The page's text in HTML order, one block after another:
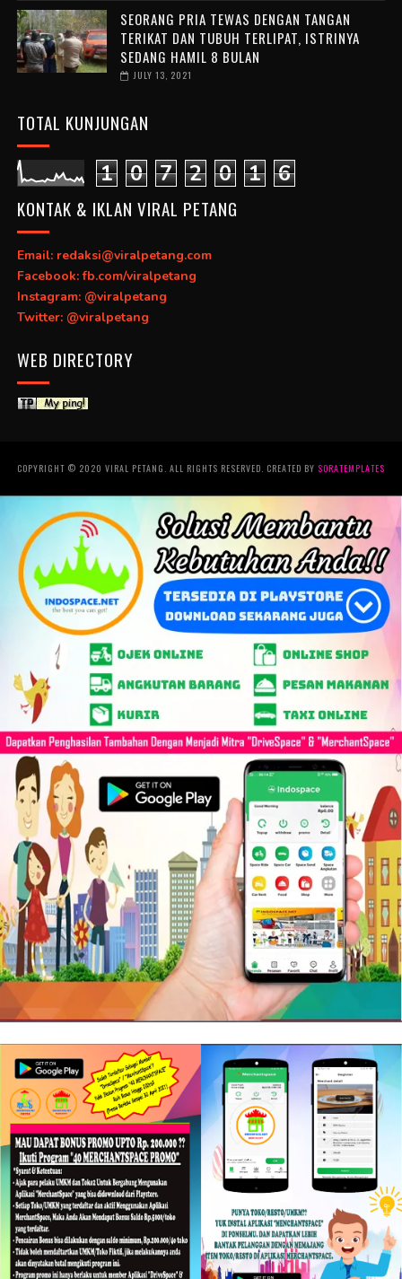
SEORANG PRIA TEWAS DENGAN TANGAN
TERIKAT DAN TUBUH TERLIPAT, ISTRINYA
SEDANG HAMIL 8 BULAN
JULY 13, 2021
TOTAL KUNJUNGAN
1 0 7 2 0 1 6
KONTAK & IKLAN VIRAL PETANG
Email: redaksi@viralpetang.com
Facebook: fb.com/viralpetang
Instagram: @viralpetang
Twitter: @viralpetang
WEB DIRECTORY
COPYRIGHT © 2020 VIRAL PETANG. ALL RIGHTS RESERVED. CREATED BY SORATEMPLATES